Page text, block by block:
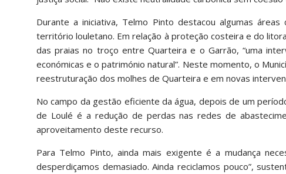
Durante a iniciativa, Telmo Pinto destacou algumas
território louletano. Em relação à proteção costeira e do
das praias no troço entre Quarteira e o Garrão, “uma
económicas e o património natural”. Neste momento, o
reestruturação dos molhes de Quarteira e em novas
No campo da gestão eficiente da água, depois de um
de Loulé é a redução de perdas nas redes de
aproveitamento deste recurso.
Para Telmo Pinto, ainda mais exigente é a mudança
desperdiçamos demasiado. Ainda reciclamos pouco”,